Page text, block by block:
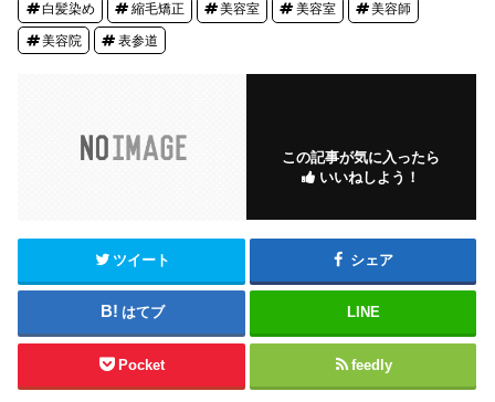
白髪染め 縮毛矯正 美容室 美容室 美容師
美容院 表参道
この記事が気に入ったら
いいねしよう！
ツイート シェア
はてブ LINE
Pocket feedly